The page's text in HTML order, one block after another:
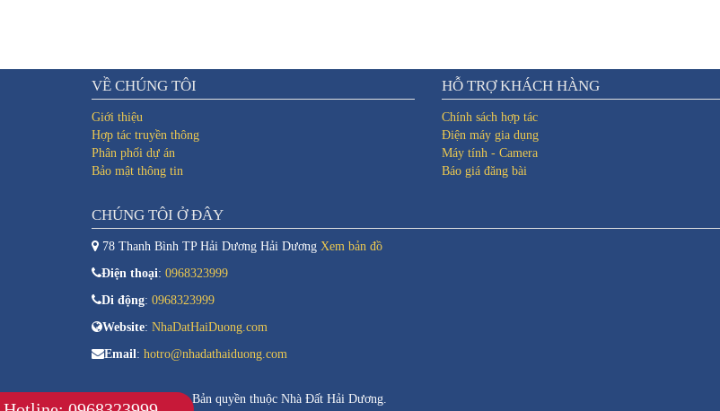
VỀ CHÚNG TÔI
Giới thiệu
Hợp tác truyền thông
Phân phối dự án
Bảo mật thông tin
HỖ TRỢ KHÁCH HÀNG
Chính sách hợp tác
Điện máy gia dụng
Máy tính - Camera
Báo giá đăng bài
CHÚNG TÔI Ở ĐÂY
78 Thanh Bình TP Hải Dương Hải Dương Xem bản đồ
Điện thoại: 0968323999
Di động: 0968323999
Website: NhaDatHaiDuong.com
Email: hotro@nhadathaiduong.com
Copyright © 2026. Bản quyền thuộc Nhà Đất Hải Dương.